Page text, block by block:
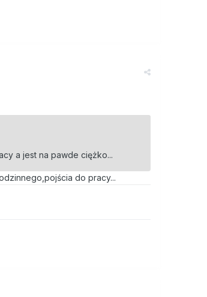
a jest na pawde ciężko...
do pracy...